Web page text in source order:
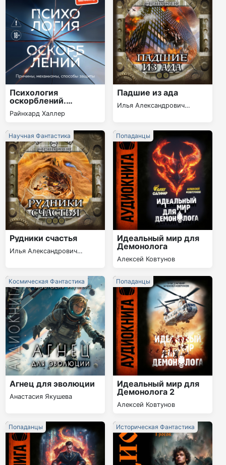
Психология
оскорблений.
Причины, механизмы,
способы защиты
Райнхард Халлер
Падшие из ада
Илья Александрович
Рудники счастья
Илья Александрович
Научная Фантастика
Идеальный мир для
Демонолога
Алексей Ковтунов
Попаданцы
Агнец для эволюции
Анастасия Якушева
Космическая Фантастика
Идеальный мир для
Демонолога 2
Алексей Ковтунов
Попаданцы
Попаданцы Историческая Фантастика